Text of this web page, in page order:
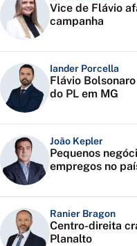
Vice de Flávio
campanha
Iander Porcella
Flávio
do PL em MG
João Kepler
Pequenos
empregos no
Ranier Bragon
Centro-direita
Planalto